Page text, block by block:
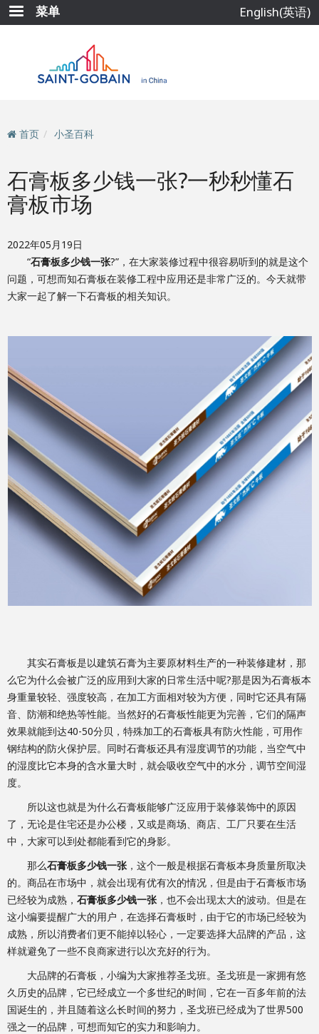
跳
转
菜单 English(英语)
首页 小圣百科
石膏板多少钱一张?一秒秒懂石
膏板市场
2022年05月19日
“石膏板多少钱一张?”，在大家装修过程中很容易听到的就是这个
问题，可想而知石膏板在装修工程中应用还是非常广泛的。今天就带
大家一起了解一下石膏板的相关知识。
其实石膏板是以建筑石膏为主要原材料生产的一种装修建材，那
么它为什么会被广泛的应用到大家的日常生活中呢?那是因为石膏板本
身重量较轻、强度较高，在加工方面相对较为方便，同时它还具有隔
音、防潮和绝热等性能。当然好的石膏板性能更为完善，它们的隔声
效果就能到达40-50分贝，特殊加工的石膏板具有防火性能，可用作
钢结构的防火保护层。同时石膏板还具有湿度调节的功能，当空气中
的湿度比它本身的含水量大时，就会吸收空气中的水分，调节空间湿
度。
所以这也就是为什么石膏板能够广泛应用于装修装饰中的原因
了，无论是住宅还是办公楼，又或是商场、商店、工厂只要在生活
中，大家可以到处都能看到它的身影。
那么石膏板多少钱一张 ，这个一般是根据石膏板本身质量所取决
的。商品在市场中，就会出现有优有次的情况，但是由于石膏板市场
已经较为成熟， 石膏板多少钱一张 ，也不会出现太大的波动。但是在
这小编要提醒广大的用户，在选择石膏板时，由于它的市场已经较为
成熟，所以消费者们更不能掉以轻心，一定要选择大品牌的产品，这
样就避免了一些不良商家进行以次充好的行为。
大品牌的石膏板，小编为大家推荐圣戈班。圣戈班是一家拥有悠
久历史的品牌，它已经成立一个多世纪的时间，它在一百多年前的法
国诞生的，并且随着这么长时间的努力，圣戈班已经成为了世界500
强之一的品牌，可想而知它的实力和影响力。